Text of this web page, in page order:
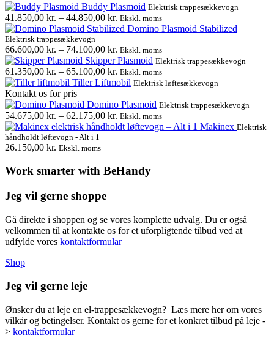
Buddy Plasmoid Elektrisk trappesækkevogn
41.850,00 kr. – 44.850,00 kr. Ekskl. moms
Domino Plasmoid Stabilized
Elektrisk trappesækkevogn
66.600,00 kr. – 74.100,00 kr. Ekskl. moms
Skipper Plasmoid Elektrisk trappesækkevogn
61.350,00 kr. – 65.100,00 kr. Ekskl. moms
Tiller Liftmobil Elektrisk løftesækkevogn
Kontakt os for pris
Domino Plasmoid Elektrisk trappesækkevogn
54.675,00 kr. – 62.175,00 kr. Ekskl. moms
Makinex Elektrisk
håndholdt løftevogn - Alt i 1
26.150,00 kr. Ekskl. moms
Work smarter with BeHandy
Jeg vil gerne shoppe
Gå direkte i shoppen og se vores komplette udvalg. Du er også
velkommen til at kontakte os for et uforpligtende tilbud ved at
udfylde vores kontaktformular
Shop
Jeg vil gerne leje
Ønsker du at leje en el-trappesækkevogn? Læs mere her om vores
vilkår og betingelser. Kontakt os gerne for et konkret tilbud på leje -
> kontaktformular